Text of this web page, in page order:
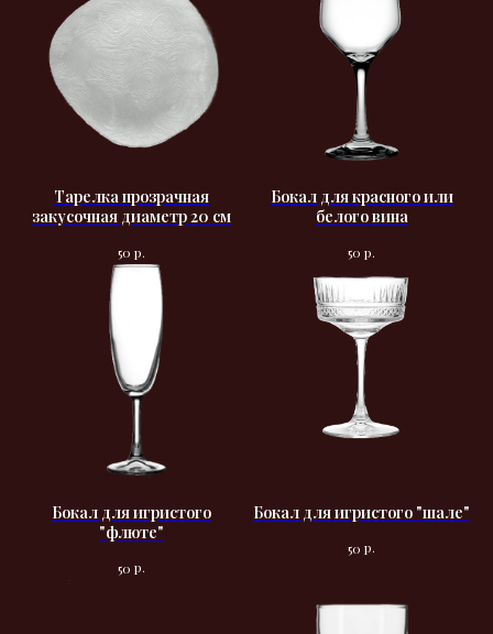
Тарелка прозрачная
закусочная диаметр 20 см
50 р.
Бокал для красного или
белого вина
50 р.
Бокал для игристого
"флюте"
50 р.
Бокал для игристого "шале"
50 р.